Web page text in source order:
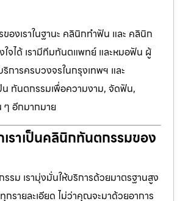
องเราในฐานะ คลินิกทำฟัน และ คลินิก
จได้ เรามีทีมทันตแพทย์ และหมอฟัน ผู้
การครบวงจรในกรุงเทพฯ และ
น ทันตกรรมเพื่อความงาม, จัดฟัน,
ๆ อีกมากมาย
เราเป็นคลินิกทันตกรรมของ
รม เรามุ่งมั่นให้บริการด้วยมาตรฐานสูง
ทุกรายละเอียด ไม่ว่าคุณจะมาด้วยอาการ